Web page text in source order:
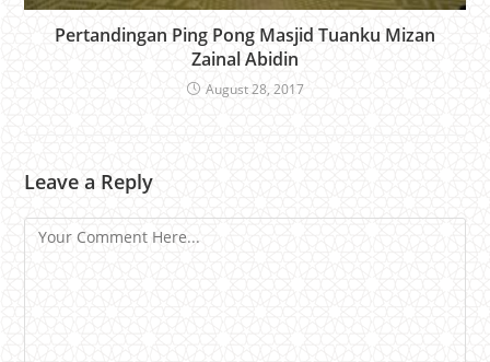
Pertandingan Ping Pong Masjid Tuanku Mizan
Zainal Abidin
August 28, 2017
Leave a Reply
Comment